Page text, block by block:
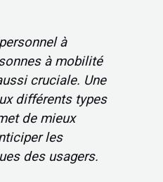
à
à mobilité
cruciale. Une
différents types
de mieux
les
des usagers.